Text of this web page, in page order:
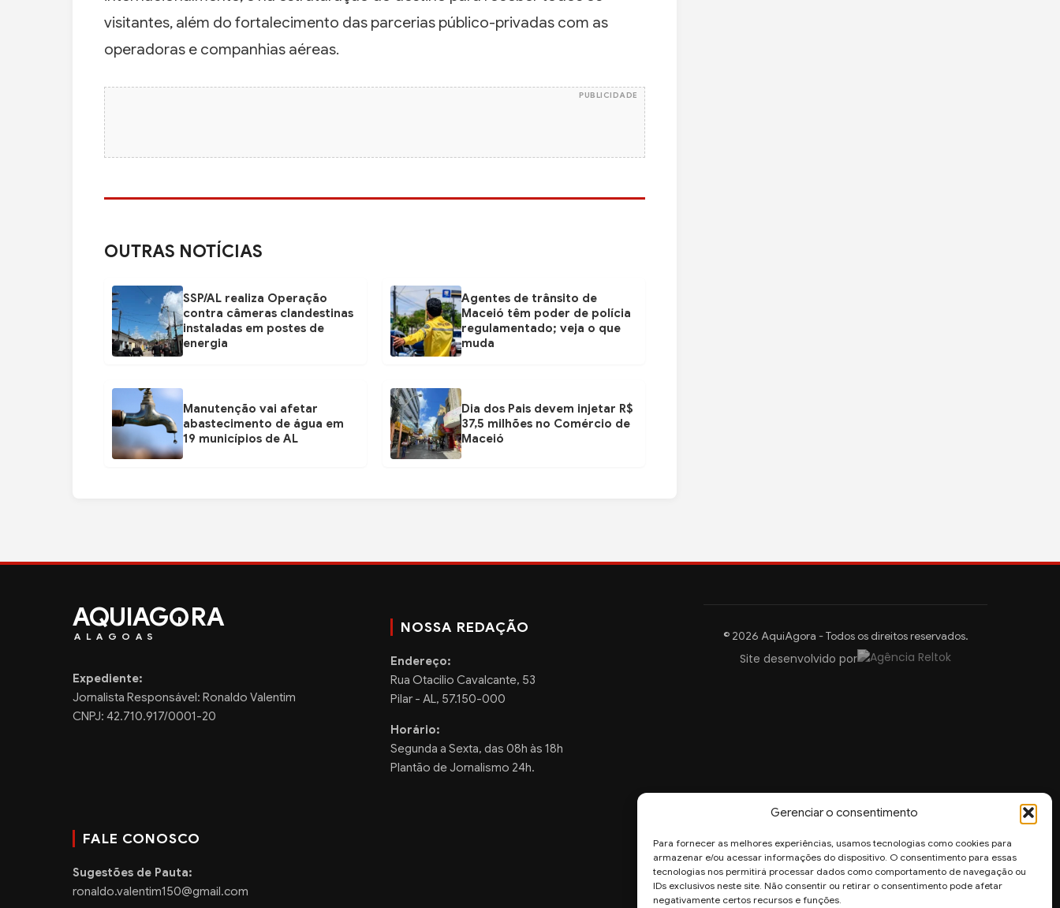
Gerenciar o consentimento
Para fornecer as melhores experiências, usamos tecnologias como cookies para
armazenar e/ou acessar informações do dispositivo. O consentimento para essas
tecnologias nos permitirá processar dados como comportamento de navegação ou
IDs exclusivos neste site. Não consentir ou retirar o consentimento pode afetar
negativamente certos recursos e funções.
visitantes, além do fortalecimento das parcerias público-privadas com as
operadoras e companhias aéreas.
PUBLICIDADE
OUTRAS NOTÍCIAS
SSP/AL realiza Operação
contra câmeras clandestinas
instaladas em postes de
energia
Agentes de trânsito de
Maceió têm poder de polícia
regulamentado; veja o que
muda
Manutenção vai afetar
abastecimento de água em
19 municípios de AL
Dia dos Pais devem injetar R$
37,5 milhões no Comércio de
Maceió
AQUIAG RA
ALAGOAS
Expediente:
Jornalista Responsável: Ronaldo Valentim
CNPJ: 42.710.917/0001-20
NOSSA REDAÇÃO
Endereço:
Rua Otacilio Cavalcante, 53
Pilar - AL, 57.150-000
Horário:
Segunda a Sexta, das 08h às 18h
Plantão de Jornalismo 24h.
FALE CONOSCO
Sugestões de Pauta:
ronaldo.valentim150@gmail.com
© 2026 AquiAgora - Todos os direitos reservados.
Site desenvolvido por